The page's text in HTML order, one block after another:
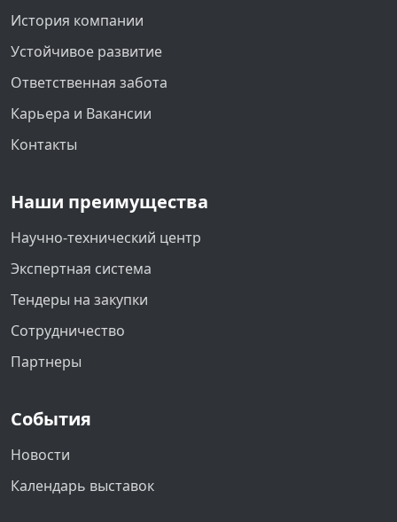
История компании
Устойчивое развитие
Ответственная забота
Карьера и Вакансии
Контакты
Наши преимущества
Научно-технический центр
Экспертная система
Тендеры на закупки
Сотрудничество
Партнеры
События
Новости
Календарь выставок